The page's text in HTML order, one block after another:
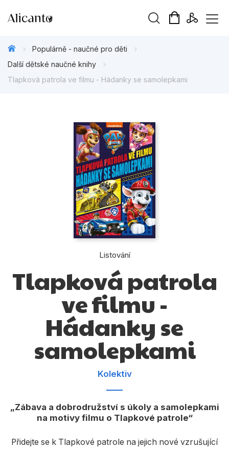
Připravujeme
Tipy redakce
Beletrie pro děti
Beletrie pro dospělé
Dárkové publikace
Hobby
Komiks
Křížovky
Poezie
Populárně - naučná pro dospělé
Populárně - naučné pro děti
Další dětské naučné knihy
Tlapková patrola ve filmu - Hádanky se samolepkami
Listování
Tlapková patrola
ve filmu -
Hádanky se
samolepkami
Kolektiv
Zábava a dobrodružství s úkoly a samolepkami
na motivy filmu o Tlapkové patrole
Přidejte se k Tlapkové patrole na jejich nové vzrušující